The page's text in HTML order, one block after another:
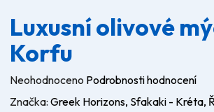
Luxusní olivové
Korfu
Průměrné
hodnocení
Neohodnoceno Podrobnosti hodnocení
Značka: Greek Horizons, Sfakaki - Kréta,